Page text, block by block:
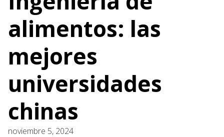
alimentos: las
mejores
universidades
chinas
noviembre 5, 2024